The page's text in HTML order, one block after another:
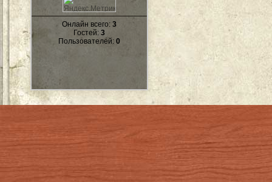
Онлайн всего: 3
Гостей: 3
Пользователей: 0